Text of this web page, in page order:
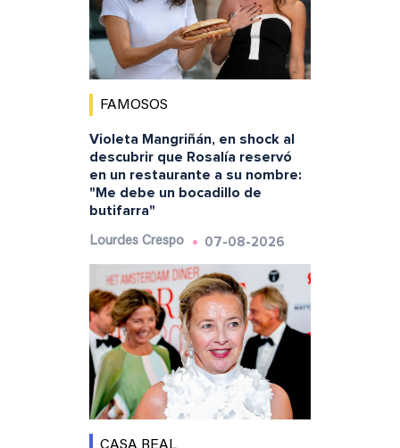
FAMOSOS
Violeta Mangriñán, en shock al
descubrir que Rosalía reservó
en un restaurante a su nombre:
"Me debe un bocadillo de
butifarra"
Lourdes Crespo 07-08-2026